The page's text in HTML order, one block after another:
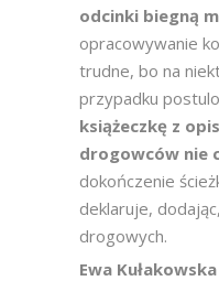
odcinki biegną
opracowywanie
trudne, bo na
przypadku
książeczkę z
drogowców nie
dokończenie
deklaruje,
drogowych.
Ewa Kułakowska